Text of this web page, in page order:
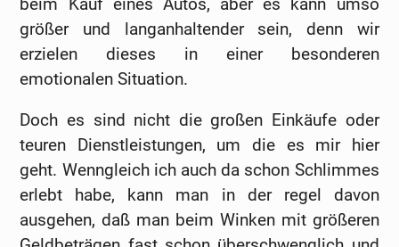
beim Kauf eines Autos, aber es kann umso
größer und langanhaltender sein, denn wir
erzielen dieses in einer besonderen
emotionalen Situation.
Doch es sind nicht die großen Einkäufe oder
teuren Dienstleistungen, um die es mir hier
geht. Wenngleich ich auch da schon Schlimmes
erlebt habe, kann man in der regel davon
ausgehen, daß man beim Winken mit größeren